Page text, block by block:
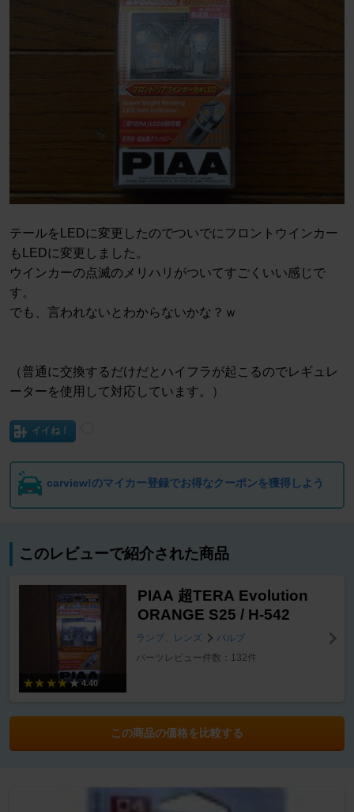
テールをLEDに変更したのでついでにフロントウインカー
もLEDに変更しました。
ウインカーの点滅のメリハリがついてすごくいい感じで
す。
でも、言われないとわからないかな？ｗ
（普通に交換するだけだとハイフラが起こるのでレギュレ
ーターを使用して対応しています。）
イイね！
carview!のマイカー登録でお得なクーポンを獲得しよう
このレビューで紹介された商品
4.40
PIAA 超TERA Evolution
ORANGE S25 / H-542
ランプ、レンズ
バルブ
パーツレビュー件数：132件
この商品の価格を比較する